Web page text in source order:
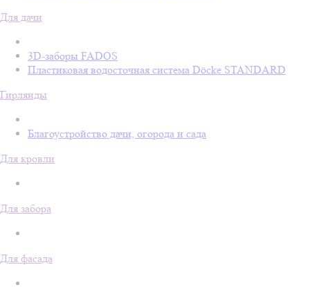
Для дачи
3D-заборы FADOS
Пластиковая водосточная система Döcke STANDARD
Гирлянды
Благоустройство дачи, огорода и сада
Для кровли
Для забора
Для фасада